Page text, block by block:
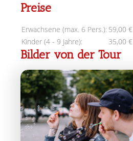
Preise
Erwachsene (max. 6 Pers.): 59,00 €
Kinder (4 - 9 Jahre):
35,00 €
Bilder von der Tour